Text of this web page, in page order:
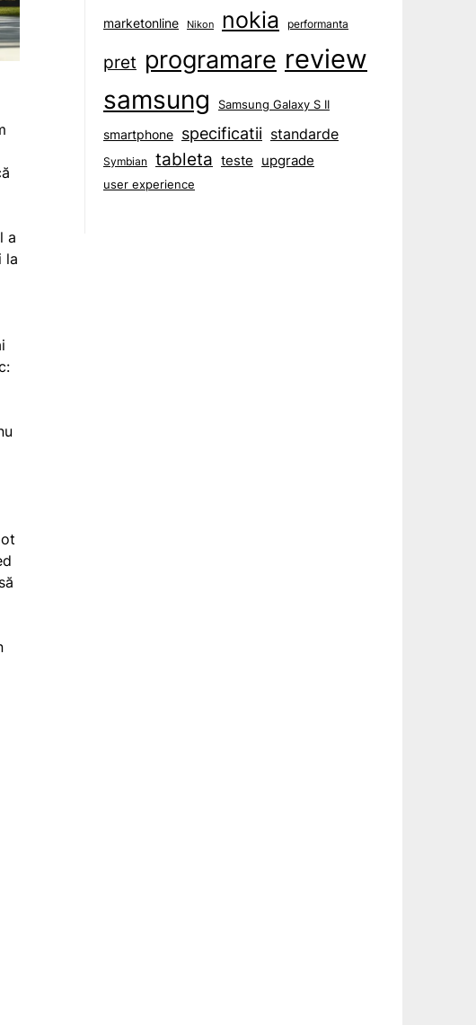
a
la
marketonline Nikon nokia performanta
pret programare review
samsung Samsung Galaxy S II
smartphone specificatii standarde
Symbian tableta teste upgrade
user experience